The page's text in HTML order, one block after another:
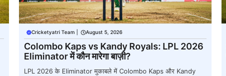
Cricketyatri Team August 5, 2026
Colombo Kaps vs Kandy Royals: LPL 2026
Eliminator में कौन मारेगा बाज़ी?
LPL 2026 के Eliminator मुकाबले में Colombo Kaps और Kandy